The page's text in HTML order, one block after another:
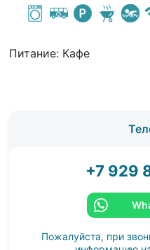
Питание: Кафе
+7 929
Пожалуйста, при